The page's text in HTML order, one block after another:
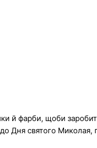
й фарби, щоби
Дня святого Миколая,